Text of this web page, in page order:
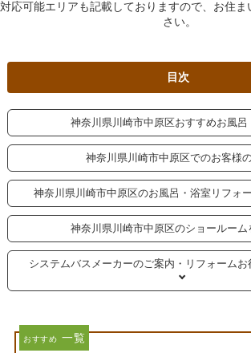
対応可能エリアも記載しておりますので、お住
さい。
目次
神奈川県川崎市中原区おすすめお風呂
神奈川県川崎市中原区でのお客様
神奈川県川崎市中原区のお風呂・浴室リフォ
神奈川県川崎市中原区のショールーム
システムバスメーカーのご案内・リフォームお
おすすめ 一覧